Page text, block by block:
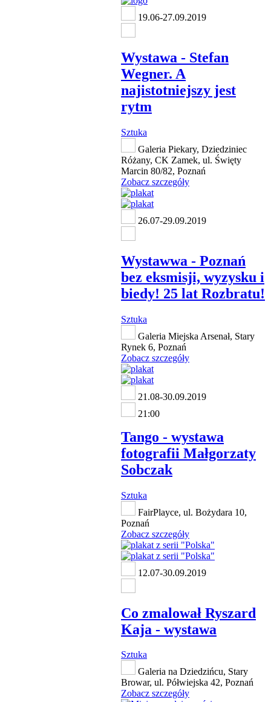
19.06-27.09.2019
Wystawa - Stefan
Wegner. A
najistotniejszy jest
rytm
Sztuka
Galeria Piekary, Dziedziniec
Różany, CK Zamek, ul. Święty
Marcin 80/82, Poznań
Zobacz szczegóły
26.07-29.09.2019
Wystawwa - Poznań
bez eksmisji, wyzysku i
biedy! 25 lat Rozbratu!
Sztuka
Galeria Miejska Arsenał, Stary
Rynek 6, Poznań
Zobacz szczegóły
21.08-30.09.2019
21:00
Tango - wystawa
fotografii Małgorzaty
Sobczak
Sztuka
FairPlayce, ul. Bożydara 10,
Poznań
Zobacz szczegóły
12.07-30.09.2019
Co zmalował Ryszard
Kaja - wystawa
Sztuka
Galeria na Dziedzińcu, Stary
Browar, ul. Półwiejska 42, Poznań
Zobacz szczegóły